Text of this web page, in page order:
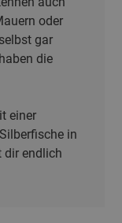
oder
gar
die
einer
in
dir endlich